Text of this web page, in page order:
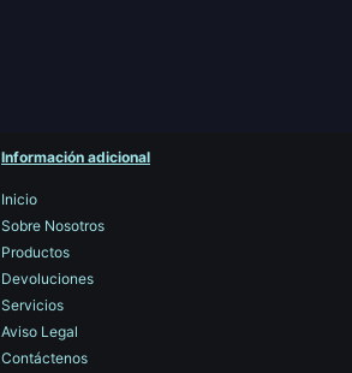
Información adicional
Inicio
Sobre Nosotros
Productos
Devoluciones
Servicios
Aviso Legal
Contáctenos